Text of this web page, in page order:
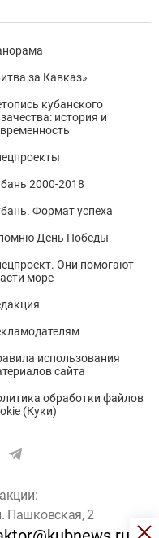
за Кавказ»
кубанского
история и
2000-2018
Формат успеха
День Победы
Они помогают
море
использования
сайта
обработки файлов
(Куки)
Пашковская, 2